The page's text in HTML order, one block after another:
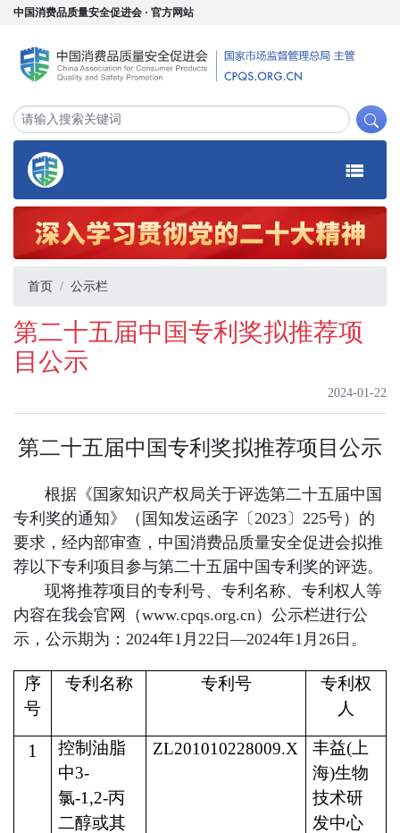
中国消费品质量安全促进会 · 官方网站
首页 公示栏
第二十五届中国专利奖拟推荐项
目公示
2024-01-22
第二十五届中国专利奖拟推荐项目公示
根据《国家知识产权局关于评选第二十五届中国
专利奖的通知》（国知发运函字〔2023〕225号）的
要求，经内部审查，中国消费品质量安全促进会拟推
荐以下专利项目参与第二十五届中国专利奖的评选。
现将推荐项目的专利号、专利名称、专利权人等
内容在我会官网（www.cpqs.org.cn）公示栏进行公
示，公示期为：2024年1月22日—2024年1月26日。
序
号
专利名称 专利号
专利权
人
1
控制油脂
中3-
氯-1,2-丙
二醇或其
ZL201010228009.X 丰益( 上
海)生物
技术研
发中心